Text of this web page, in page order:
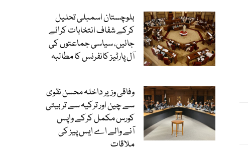
بلوچستان اسمبلی تحلیل
کرکے شفاف انتخابات کرائے
جائیں، سیاسی جماعتوں کی
آل پارٹیز کانفرنس کا مطالبہ
وفاقی وزیر داخلہ محسن نقوی
سے چین اور ترکیہ سے تربیتی
کورس مکمل کرکے واپس
آنے والے اے ایس پیز کی
ملاقات